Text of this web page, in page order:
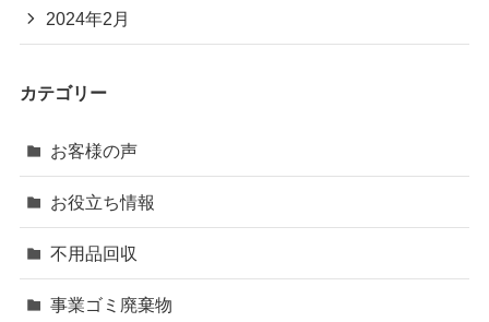
2024年2月
カテゴリー
お客様の声
お役立ち情報
不用品回収
事業ゴミ廃棄物